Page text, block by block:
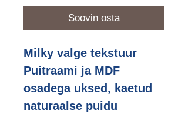
Soovin osta
Milky valge tekstuur
Puitraami ja MDF
osadega uksed, kaetud
naturaalse puidu